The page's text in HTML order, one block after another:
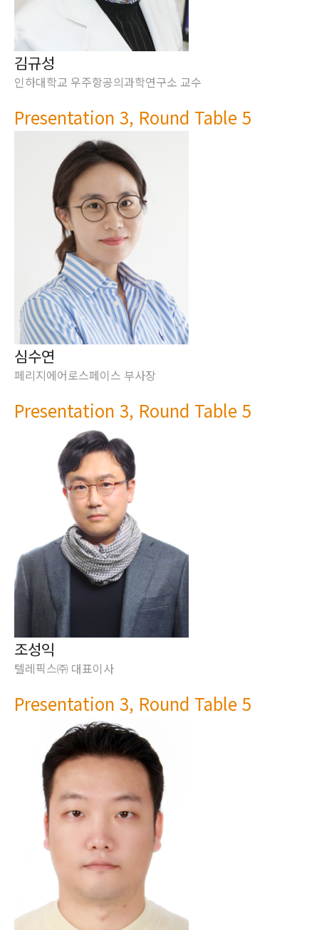
김규성
인하대학교 우주항공의과학연구소 교수
Presentation 3, Round Table 5
심수연
페리지에어로스페이스 부사장
Presentation 3, Round Table 5
조성익
텔레픽스㈜ 대표이사
Presentation 3, Round Table 5